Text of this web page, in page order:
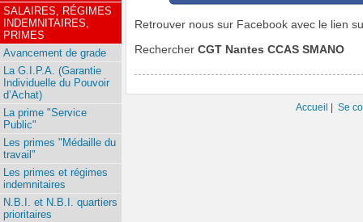
Retrouver nous sur Facebook avec le lien
Rechercher CGT Nantes CCAS SMANO
SALAIRES, RÉGIMES
INDEMNITAIRES,
PRIMES
Avancement de grade
La G.I.P.A. (Garantie
Individuelle du Pouvoir
d’Achat)
La prime "Service
Public"
Les primes "Médaille du
travail"
Les primes et régimes
indemnitaires
N.B.I. et N.B.I. quartiers
prioritaires
Accueil | Se